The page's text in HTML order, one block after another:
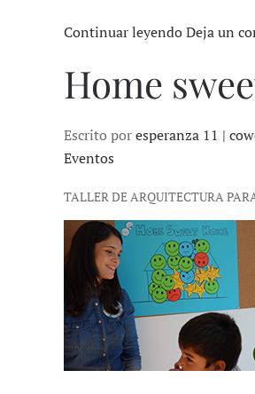
Continuar leyendoDeja un
Home
Escrito poresperanza 11 |
Eventos
TALLER DE ARQUITECTURA